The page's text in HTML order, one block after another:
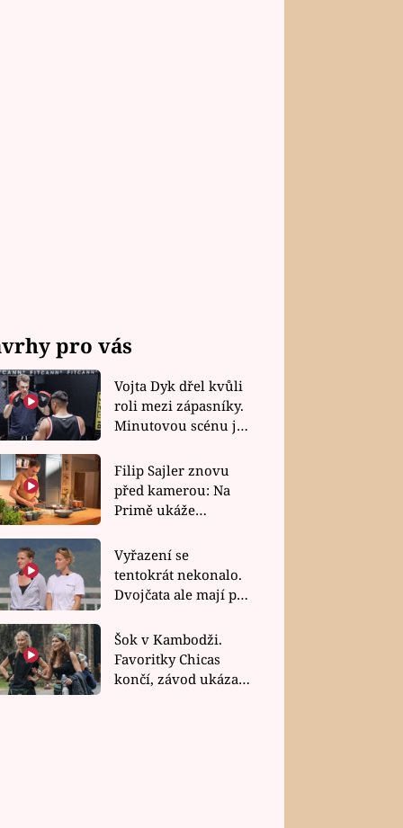
pro vás
Vojta Dyk dřel kvůli
roli mezi zápasníky.
Minutovou scénu jel
Filip Sajler znovu
před kamerou: Na
Primě ukáže
rychlé recepty
Vyřazení se
tentokrát nekonalo.
Dvojčata ale mají po
závodu nůž na krku
Šok v Kambodži.
Favoritky Chicas
končí, závod ukázal